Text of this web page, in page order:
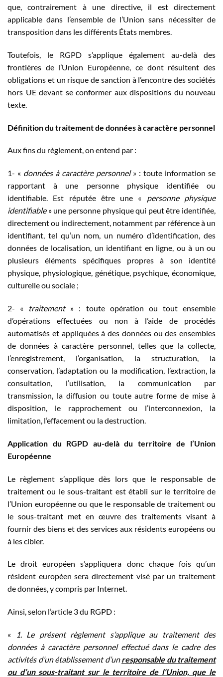
que, contrairement à une directive, il est directement
applicable dans l’ensemble de l’Union sans nécessiter de
transposition dans les différents États membres.
Toutefois, le RGPD s’applique également au-delà des
frontières de l’Union Européenne, ce dont résultent des
obligations et un risque de sanction à l’encontre des sociétés
hors UE devant se conformer aux dispositions du nouveau
texte.
Définition du traitement de données à caractère personnel
Aux fins du règlement, on entend par :
1- « données à caractère personnel » : toute information se
rapportant à une personne physique identifiée ou
identifiable. Est réputée être une « personne physique
identifiable » une personne physique qui peut être identifiée,
directement ou indirectement, notamment par référence à un
identifiant, tel qu’un nom, un numéro d’identification, des
données de localisation, un identifiant en ligne, ou à un ou
plusieurs éléments spécifiques propres à son identité
physique, physiologique, génétique, psychique, économique,
culturelle ou sociale ;
2- « traitement» : toute opération ou tout ensemble
d’opérations effectuées ou non à l’aide de procédés
automatisés et appliquées à des données ou des ensembles
de données à caractère personnel, telles que la collecte,
l’enregistrement, l’organisation, la structuration, la
conservation, l’adaptation ou la modification, l’extraction, la
consultation, l’utilisation, la communication par
transmission, la diffusion ou toute autre forme de mise à
disposition, le rapprochement ou l’interconnexion, la
limitation, l’effacement ou la destruction.
Application du RGPD au-delà du territoire de l’Union
Européenne
Le règlement s’applique dès lors que le responsable de
traitement ou le sous-traitant est établi sur le territoire de
l’Union européenne ou que le responsable de traitement ou
le sous-traitant met en œuvre des traitements visant à
fournir des biens et des services aux résidents européens ou
à les cibler.
Le droit européen s’appliquera donc chaque fois qu’un
résident européen sera directement visé par un traitement
de données, y compris par Internet.
Ainsi, selon l’article 3 du RGPD :
«
1. Le présent règlement s’applique au traitement des
données à caractère personnel effectué dans le cadre des
activités d’un établissement d’unresponsable du traitement
ou d’un sous-traitant sur le territoire de l’Union, que le